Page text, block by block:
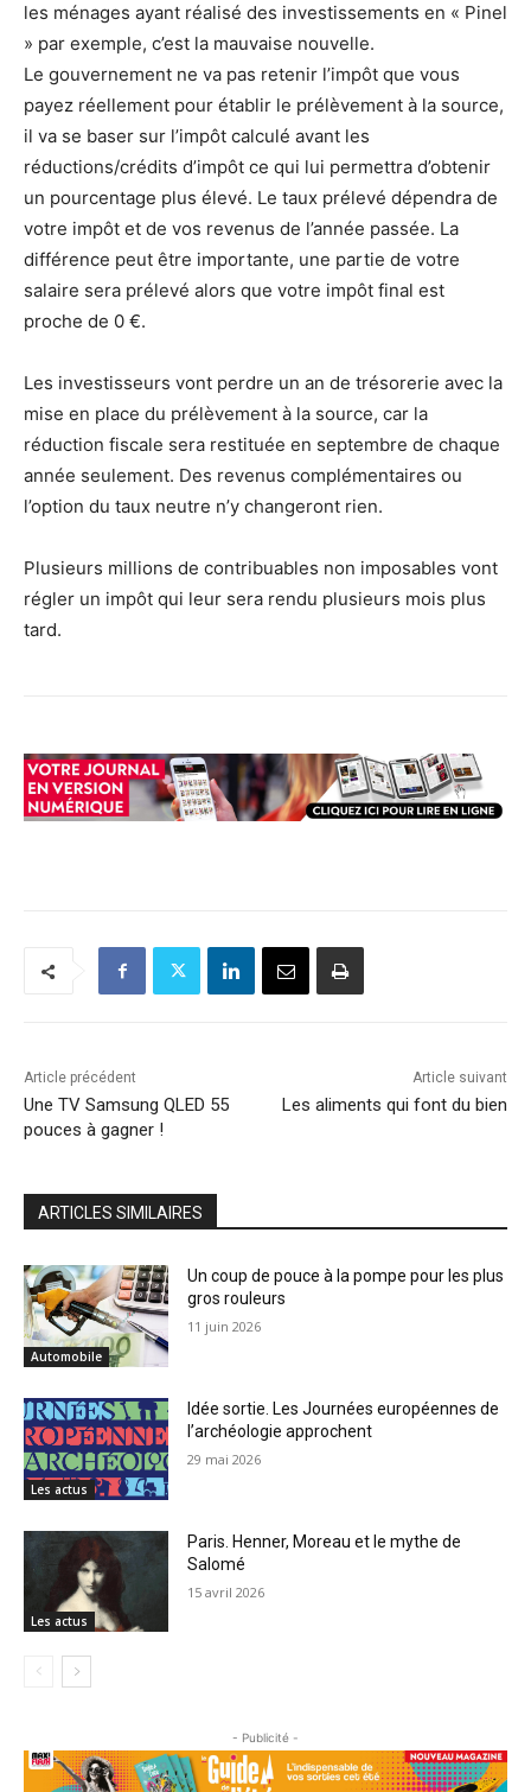
les ménages ayant réalisé des investissements en « Pinel
» par exemple, c’est la mauvaise nouvelle.
Le gouvernement ne va pas retenir l’impôt que vous
payez réellement pour établir le prélèvement à la source,
il va se baser sur l’impôt calculé avant les
réductions/crédits d’impôt ce qui lui permettra d’obtenir
un pourcentage plus élevé. Le taux prélevé dépendra de
votre impôt et de vos revenus de l’année passée. La
différence peut être importante, une partie de votre
salaire sera prélevé alors que votre impôt final est
proche de 0 €.
Les investisseurs vont perdre un an de trésorerie avec la
mise en place du prélèvement à la source, car la
réduction fiscale sera restituée en septembre de chaque
année seulement. Des revenus complémentaires ou
l’option du taux neutre n’y changeront rien.
Plusieurs millions de contribuables non imposables vont
régler un impôt qui leur sera rendu plusieurs mois plus
tard.
Article précédent
Une TV Samsung QLED 55
pouces à gagner !
Article suivant
Les aliments qui font du bien
ARTICLES SIMILAIRES
Automobile
Un coup de pouce à la pompe pour les plus
gros rouleurs
11 juin 2026
Les actus
Idée sortie. Les Journées européennes de
l’archéologie approchent
29 mai 2026
Les actus
Paris. Henner, Moreau et le mythe de
Salomé
15 avril 2026
- Publicité -